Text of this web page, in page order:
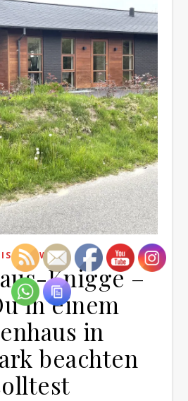
Knigge –
in einem
in
beachten